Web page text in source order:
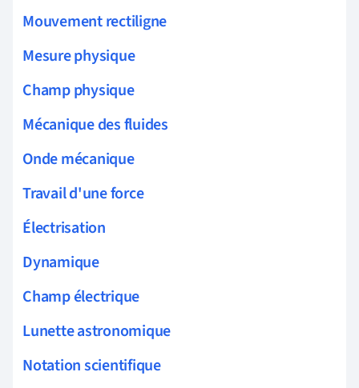
Mouvement rectiligne
Mesure physique
Champ physique
Mécanique des fluides
Onde mécanique
Travail d'une force
Électrisation
Dynamique
Champ électrique
Lunette astronomique
Notation scientifique